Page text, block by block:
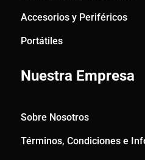
Accesorios y Periféricos
Portátiles
Nuestra Empresa
Sobre Nosotros
Términos, Condiciones e